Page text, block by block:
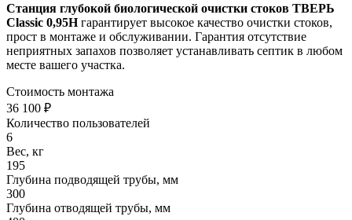
Станция глубокой биологической очистки стоков ТВЕРЬ
Classic 0,95Н гарантирует высокое качество очистки стоков,
прост в монтаже и обслуживании. Гарантия отсутствие
неприятных запахов позволяет устанавливать септик в любом
месте вашего участка.
Стоимость монтажа
36 100 ₽
Количество пользователей
6
Вес, кг
195
Глубина подводящей трубы, мм
300
Глубина отводящей трубы, мм